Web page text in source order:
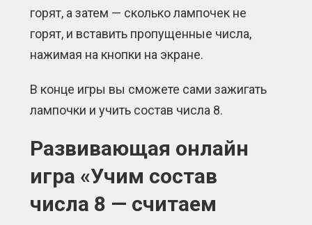
горят, а затем — сколько лампочек не
горят, и вставить пропущенные числа,
нажимая на кнопки на экране.
В конце игры вы сможете сами зажигать
лампочки и учить состав числа 8.
Развивающая онлайн
игра «Учим состав
числа 8 — считаем